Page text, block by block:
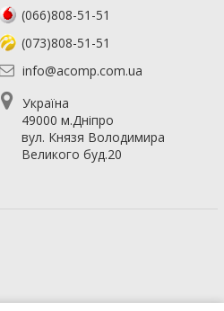
(066)808-51-51
(073)808-51-51
info@acomp.com.ua
Україна
49000 м.Дніпро
вул. Князя Володимира
Великого буд.20